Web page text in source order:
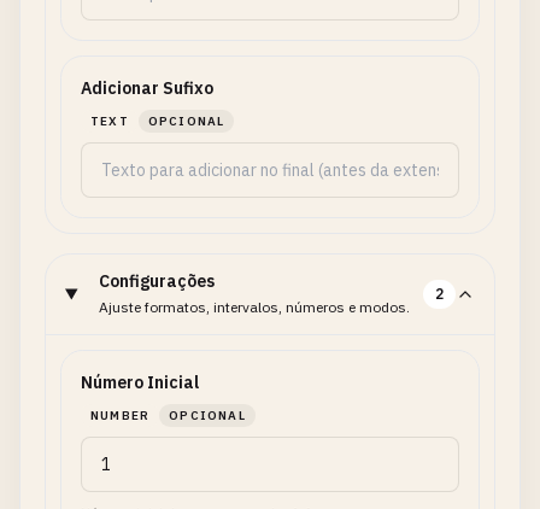
Adicionar Sufixo
TEXT OPCIONAL
Configurações
Ajuste formatos, intervalos, números e modos.
2
Número Inicial
NUMBER OPCIONAL